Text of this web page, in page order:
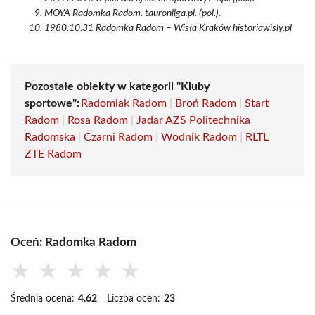
MOYA Radomka Radom. tauronliga.pl. (pol.).
1980.10.31 Radomka Radom – Wisła Kraków historiawisly.pl
Pozostałe obiekty w kategorii "Kluby
sportowe": Radomiak Radom Broń Radom
Start
Radom
Rosa Radom
Jadar AZS Politechnika
Radomska
Czarni Radom Wodnik Radom
RLTL
ZTE Radom
Oceń: Radomka Radom
★ ★ ★ ★ ★
Średnia ocena: 4.62 Liczba ocen: 23